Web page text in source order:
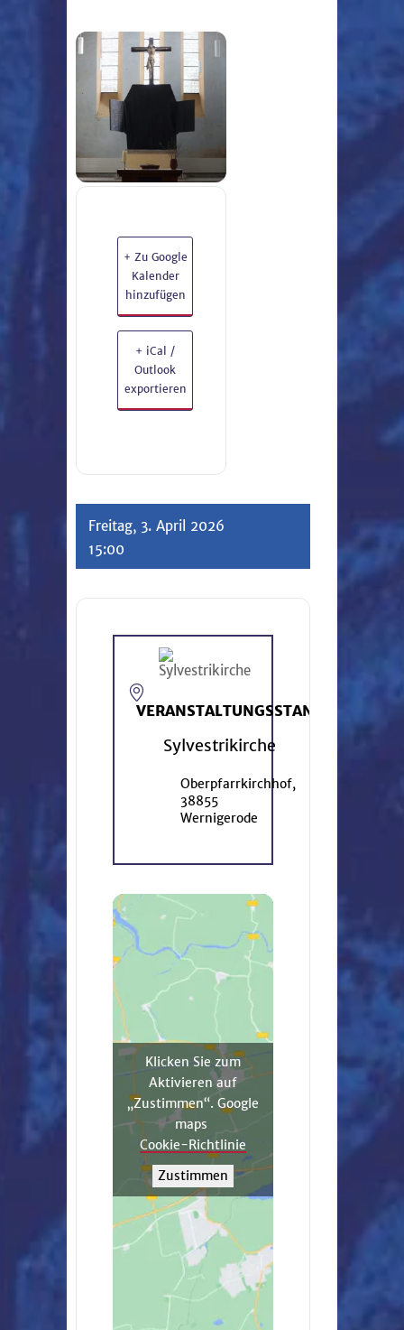
+ Zu Google
Kalender
hinzufügen
+ iCal /
Outlook
exportieren
Freitag, 3. April 2026
15:00
VERANSTALTUNGSSTANDORT
Sylvestrikirche
Oberpfarrkirchhof,
38855
Wernigerode
Klicken Sie zum
Aktivieren auf
„Zustimmen“. Google
maps
Cookie-Richtlinie
Zustimmen